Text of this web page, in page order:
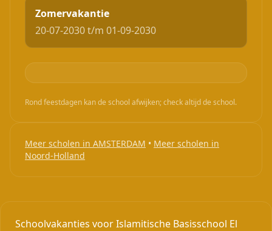
Zomervakantie
20-07-2030 t/m 01-09-2030
Rond feestdagen kan de school afwijken; check altijd de school.
Meer scholen in AMSTERDAM • Meer scholen in
Noord-Holland
Schoolvakanties voor Islamitische Basisschool El